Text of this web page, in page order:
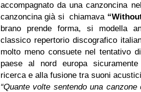
accompagnato da una canzoncina
canzoncina già si chiamava
brano prende forma, si modella
classico repertorio discografico
molto meno consuete nel tentativo
paese al nord europa
ricerca e alla fusione tra suoni
“Quante volte sentendo una